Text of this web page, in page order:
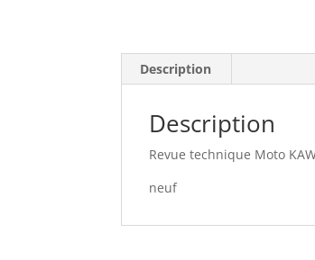
Description
Description
Revue technique Moto
neuf